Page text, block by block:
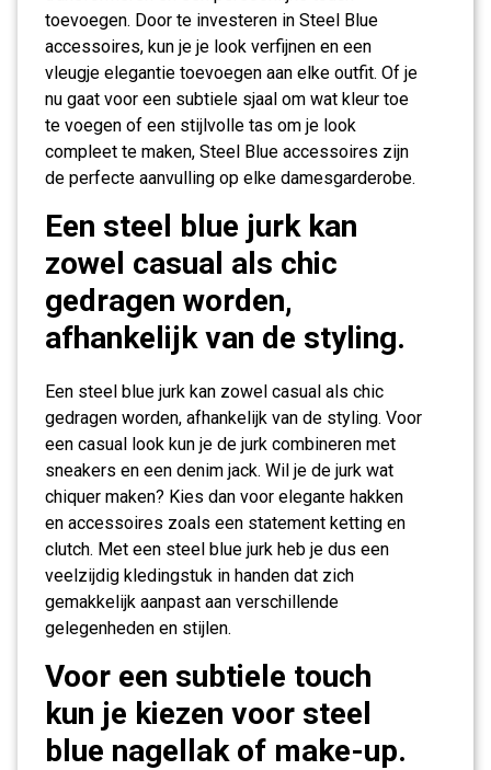
toevoegen. Door te investeren in Steel Blue
accessoires, kun je je look verfijnen en een
vleugje elegantie toevoegen aan elke outfit. Of je
nu gaat voor een subtiele sjaal om wat kleur toe
te voegen of een stijlvolle tas om je look
compleet te maken, Steel Blue accessoires zijn
de perfecte aanvulling op elke damesgarderobe.
Een steel blue jurk kan
zowel casual als chic
gedragen worden,
afhankelijk van de styling.
Een steel blue jurk kan zowel casual als chic
gedragen worden, afhankelijk van de styling. Voor
een casual look kun je de jurk combineren met
sneakers en een denim jack. Wil je de jurk wat
chiquer maken? Kies dan voor elegante hakken
en accessoires zoals een statement ketting en
clutch. Met een steel blue jurk heb je dus een
veelzijdig kledingstuk in handen dat zich
gemakkelijk aanpast aan verschillende
gelegenheden en stijlen.
Voor een subtiele touch
kun je kiezen voor steel
blue nagellak of make-up.